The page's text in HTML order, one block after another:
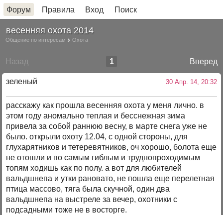
Форум Правила Вход Поиск
весенняя охота 2014
Общение по интересам Охота
Назад Вперед
1
зеленый 30 Апр. 14, 20:32
расскажу как прошла весенняя охота у меня лично. в
этом году аномально теплая и бесснежная зима
привела за собой раннюю весну, в марте снега уже не
было. открыли охоту 12.04, с одной стороны, для
глухарятников и тетеревятников, оч хорошо, болота еще
не отошли и по самым гиблым и труднопроходимым
топям ходишь как по полу. а вот для любителей
вальдшнепа и утки рановато, не пошла еще перелетная
птица массово, тяга была скучной, один два
вальдшнепа на выстреле за вечер, охотники с
подсадными тоже не в восторге.